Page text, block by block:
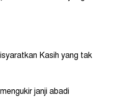
Kasih yang tak
janji abadi